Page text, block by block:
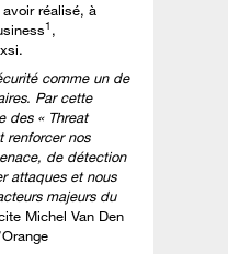
avoir réalisé, à
1 ,
comme un de
Par cette
des « Threat
renforcer nos
de détection
attaques et nous
majeurs du
Michel Van Den